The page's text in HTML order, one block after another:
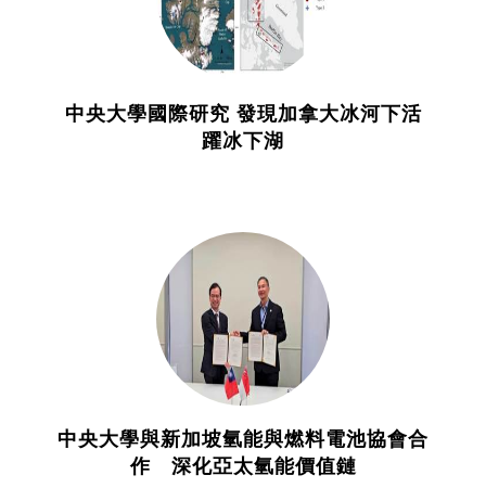
中央大學國際研究 發現加拿大冰河下活
躍冰下湖
中央大學與新加坡氫能與燃料電池協會合
作 深化亞太氫能價值鏈